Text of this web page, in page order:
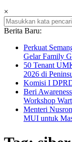
×
Berita Baru:
Perkuat
Gelar Family
50 Tenant
2026 di
Komisi I
Beri
Workshop
Menteri
MUI untuk